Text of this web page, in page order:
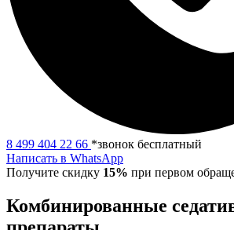
8 499 404 22 66 *звонок бесплатный
Написать в WhatsApp
Получите скидку 15% при первом
Комбинированные